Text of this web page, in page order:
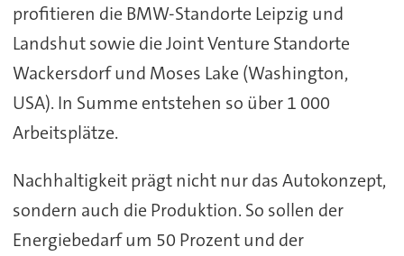
profitieren die BMW-Standorte Leipzig und
Landshut sowie die Joint Venture Standorte
Wackersdorf und Moses Lake (Washington,
USA). In Summe entstehen so über 1 000
Arbeitsplätze.
Nachhaltigkeit prägt nicht nur das Autokonzept,
sondern auch die Produktion. So sollen der
Energiebedarf um 50 Prozent und der